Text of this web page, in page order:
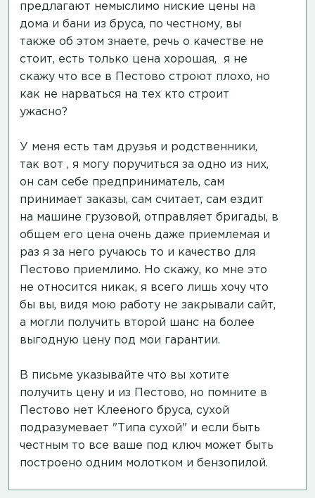
предлагают немыслимо ниские цены на
дома и бани из бруса, по честному, вы
также об этом знаете, речь о качестве не
стоит, есть только цена хорошая, я не
скажу что все в Пестово строют плохо, но
как не нарваться на тех кто строит
ужасно?
У меня есть там друзья и родственники,
так вот , я могу поручиться за одно из них,
он сам себе предприниматель, сам
принимает заказы, сам считает, сам ездит
на машине грузовой, отправляет бригады, в
общем его цена очень даже приемлемая и
раз я за него ручаюсь то и качество для
Пестово приемлимо. Но скажу, ко мне это
не относится никак, я всего лишь хочу что
бы вы, видя мою работу не закрывали сайт,
а могли получить второй шанс на более
выгодную цену под мои гарантии.
В письме указывайте что вы хотите
получить цену и из Пестово, но помните в
Пестово нет Клееного бруса, сухой
подразумевает "Типа сухой" и если быть
честным то все ваше под ключ может быть
построено одним молотком и бензопилой.